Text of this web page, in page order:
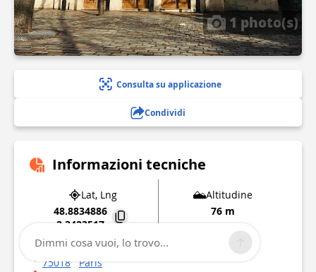
1 photo(s)
Consulta su applicazione
Condividi
Informazioni tecniche
Lat, Lng
48.8834886
2.3423517
Altitudine
76 m
45 Rue d'Orsel
75018
Paris
Dimmi cosa vuoi, lo trovo...